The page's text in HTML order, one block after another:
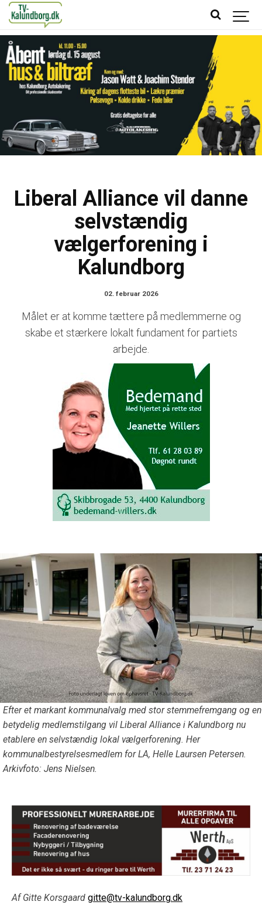
Liberal Alliance vil danne
selvstændig
vælgerforening i
Kalundborg
02. februar 2026
Målet er at komme tættere på medlemmerne og
skabe et stærkere lokalt fundament for partiets
arbejde.
Efter et markant kommunalvalg med stor stemmefremgang og en
betydelig medlemstilgang vil Liberal Alliance i Kalundborg nu
etablere en selvstændig lokal vælgerforening. Her
kommunalbestyrelsesmedlem for LA, Helle Laursen Petersen.
Arkivfoto: Jens Nielsen.
Af Gitte Korsgaard gitte@tv-kalundborg.dk